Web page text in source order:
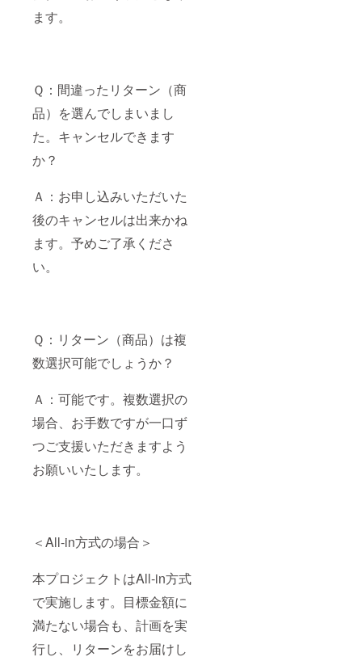
ます。
Ｑ：間違ったリターン（商
品）を選んでしまいまし
た。キャンセルできます
か？
Ａ：お申し込みいただいた
後のキャンセルは出来かね
ます。予めご了承くださ
い。
Ｑ：リターン（商品）は複
数選択可能でしょうか？
Ａ：可能です。複数選択の
場合、お手数ですが一口ず
つご支援いただきますよう
お願いいたします。
＜All-in方式の場合＞
本プロジェクトはAll-in方式
で実施します。目標金額に
満たない場合も、計画を実
行し、リターンをお届けし